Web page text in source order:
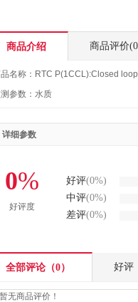
商品介绍 商品评价(0
参数：水质
详细参数
0%
好评度
好评(0%)
中评(0%)
差评(0%)
全部评论（0） 好评
暂无商品评价！